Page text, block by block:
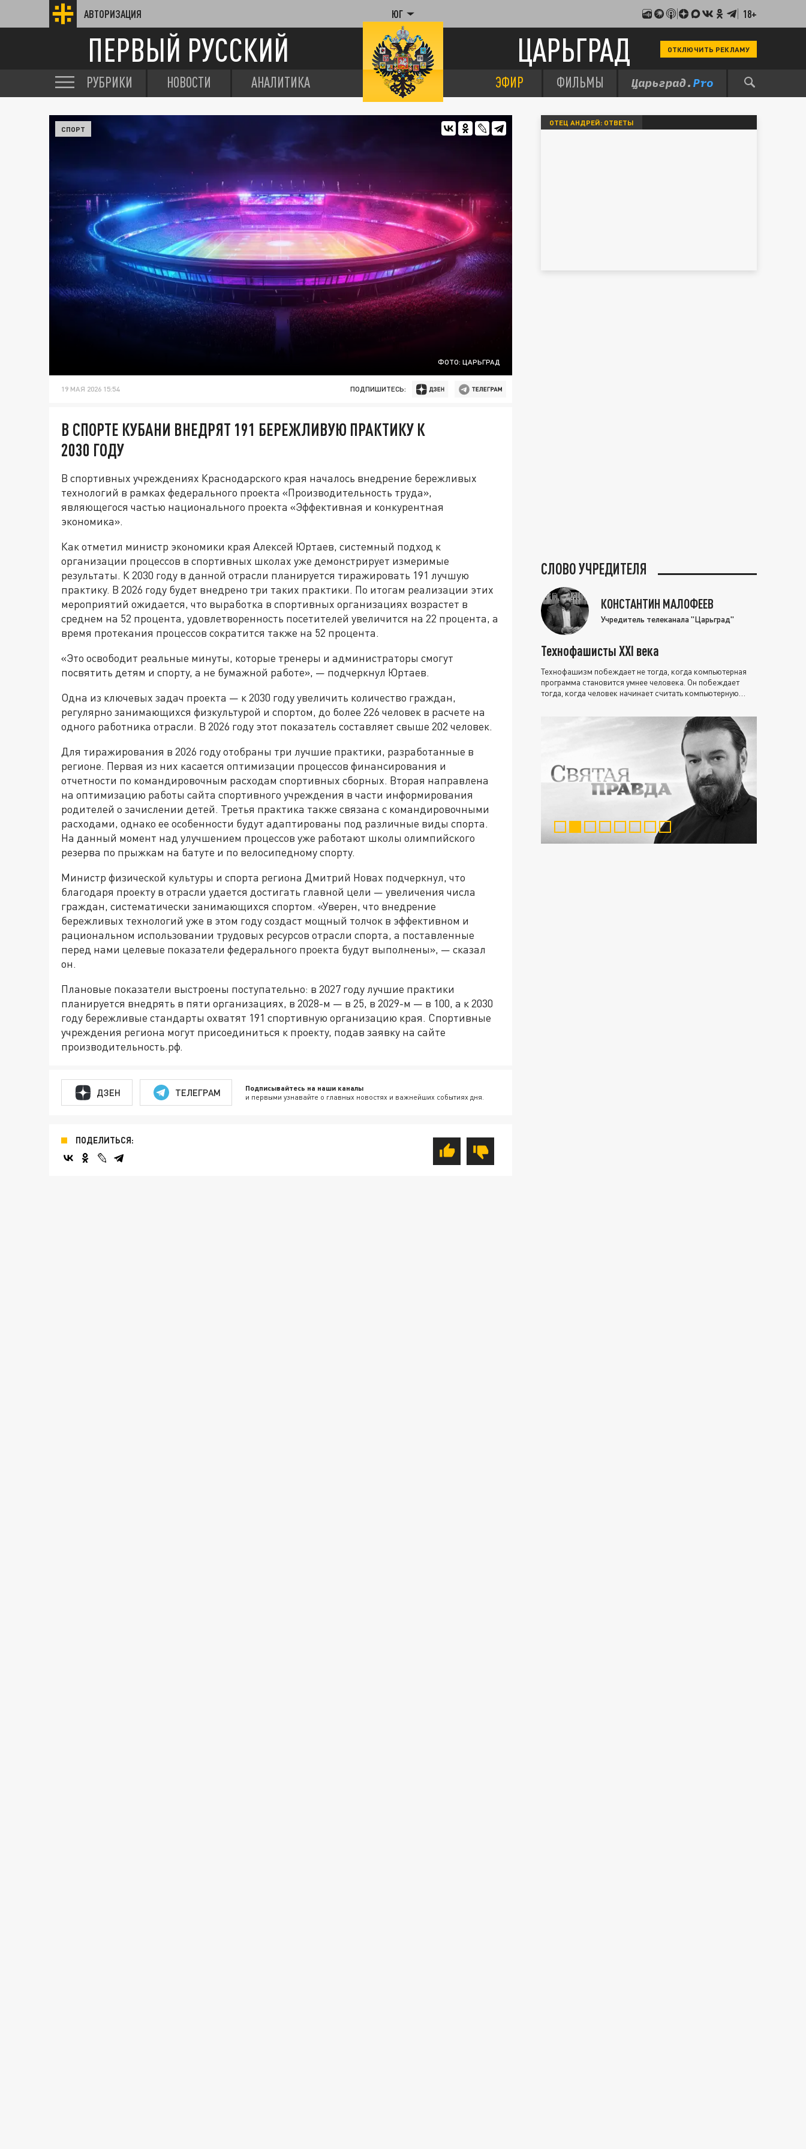
АВТОРИЗАЦИЯ ЮГ 18+
ПЕРВЫЙ РУССКИЙ ЦАРЬГРАД ОТКЛЮЧИТЬ РЕКЛАМУ
РУБРИКИ НОВОСТИ АНАЛИТИКА ЭФИР ФИЛЬМЫ
ФОТО: ЦАРЬГРАД
СПОРТ
19 МАЯ 2026 15:54 ПОДПИШИТЕСЬ:
В СПОРТЕ КУБАНИ ВНЕДРЯТ 191 БЕРЕЖЛИВУЮ ПРАКТИКУ К
2030 ГОДУ
В спортивных учреждениях Краснодарского края началось внедрение бережливых
технологий в рамках федерального проекта «Производительность труда»,
являющегося частью национального проекта «Эффективная и конкурентная
экономика».
Как отметил министр экономики края Алексей Юртаев, системный подход к
организации процессов в спортивных школах уже демонстрирует измеримые
результаты. К 2030 году в данной отрасли планируется тиражировать 191 лучшую
практику. В 2026 году будет внедрено три таких практики. По итогам реализации этих
мероприятий ожидается, что выработка в спортивных организациях возрастет в
среднем на 52 процента, удовлетворенность посетителей увеличится на 22 процента, а
время протекания процессов сократится также на 52 процента.
«Это освободит реальные минуты, которые тренеры и администраторы смогут
посвятить детям и спорту, а не бумажной работе», — подчеркнул Юртаев.
Одна из ключевых задач проекта — к 2030 году увеличить количество граждан,
регулярно занимающихся физкультурой и спортом, до более 226 человек в расчете на
одного работника отрасли. В 2026 году этот показатель составляет свыше 202 человек.
Для тиражирования в 2026 году отобраны три лучшие практики, разработанные в
регионе. Первая из них касается оптимизации процессов финансирования и
отчетности по командировочным расходам спортивных сборных. Вторая направлена
на оптимизацию работы сайта спортивного учреждения в части информирования
родителей о зачислении детей. Третья практика также связана с командировочными
расходами, однако ее особенности будут адаптированы под различные виды спорта.
На данный момент над улучшением процессов уже работают школы олимпийского
резерва по прыжкам на батуте и по велосипедному спорту.
Министр физической культуры и спорта региона Дмитрий Новах подчеркнул, что
благодаря проекту в отрасли удается достигать главной цели — увеличения числа
граждан, систематически занимающихся спортом. «Уверен, что внедрение
бережливых технологий уже в этом году создаст мощный толчок в эффективном и
рациональном использовании трудовых ресурсов отрасли спорта, а поставленные
перед нами целевые показатели федерального проекта будут выполнены», — сказал
он.
Плановые показатели выстроены поступательно: в 2027 году лучшие практики
планируется внедрять в пяти организациях, в 2028-м — в 25, в 2029-м — в 100, а к 2030
году бережливые стандарты охватят 191 спортивную организацию края. Спортивные
учреждения региона могут присоединиться к проекту, подав заявку на сайте
производительность.рф.
ДЗЕН ТЕЛЕГРАМ Подписывайтесь на наши каналы
и первыми узнавайте о главных новостях и важнейших событиях дня.
ПОДЕЛИТЬСЯ:
ОТЕЦ АНДРЕЙ: ОТВЕТЫ
СЛОВО УЧРЕДИТЕЛЯ
КОНСТАНТИН МАЛОФЕЕВ
Учредитель телеканала "Царьград"
Технофашисты XXI века
Технофашизм побеждает не тогда, когда компьютерная
программа становится умнее человека. Он побеждает
тогда, когда человек начинает считать компьютерную